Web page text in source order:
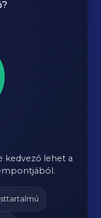
?
kedvező lehet a